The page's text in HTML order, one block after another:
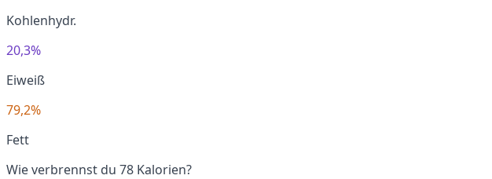
Kohlenhydr.
20,3%
Eiweiß
79,2%
Fett
Wie verbrennst du 78 Kalorien?